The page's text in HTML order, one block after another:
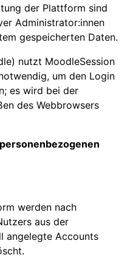
der Plattform sind
Administrator:innen
gespeicherten Daten.
nutzt MoodleSession
um den Login
es wird bei der
des Webbrowsers
werden nach
aus der
angelegte Accounts